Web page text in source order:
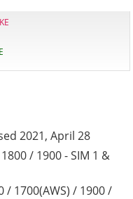
2021, April 28
/ 1900 - SIM 1 &
/ 1700(AWS) / 1900 /